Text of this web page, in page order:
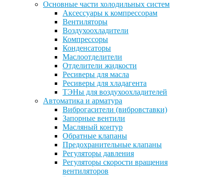
Основные части холодильных систем
Аксессуары к компрессорам
Вентиляторы
Воздухоохладители
Компрессоры
Конденсаторы
Маслоотделители
Отделители жидкости
Ресиверы для масла
Ресиверы для хладагента
ТЭНы для воздухоохладителей
Автоматика и арматура
Виброгасители (вибровставки)
Запорные вентили
Масляный контур
Обратные клапаны
Предохранительные клапаны
Регуляторы давления
Регуляторы скорости вращения
вентиляторов